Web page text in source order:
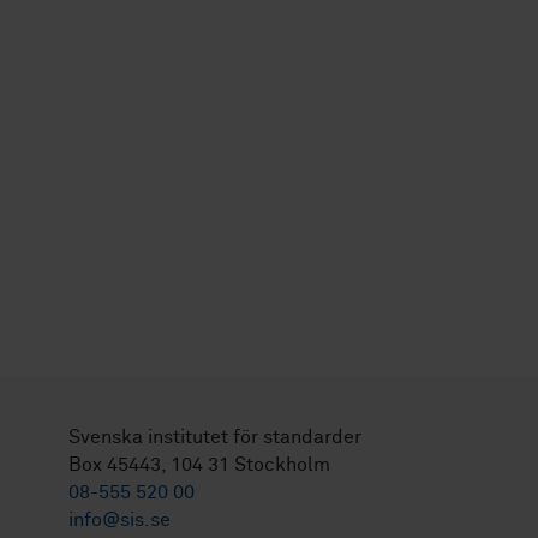
Svenska institutet för standarder
Box 45443, 104 31 Stockholm
08-555 520 00
info@sis.se